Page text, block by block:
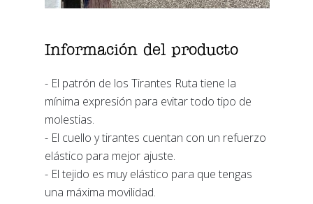
Información del producto
- El patrón de los Tirantes Ruta tiene la
mínima expresión para evitar todo tipo de
molestias.
- El cuello y tirantes cuentan con un refuerzo
elástico para mejor ajuste.
- El tejido es muy elástico para que tengas
una máxima movilidad.